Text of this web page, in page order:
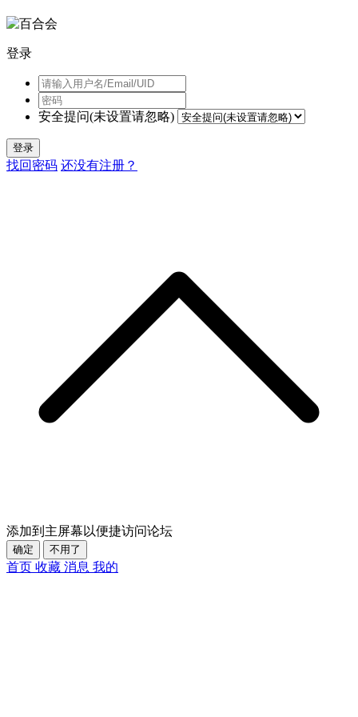
登录
安全提问(未设置请忽略)
登录
找回密码 还没有注册？
添加到主屏幕以便捷访问论坛
确定 不用了
首页 收藏 消息 我的